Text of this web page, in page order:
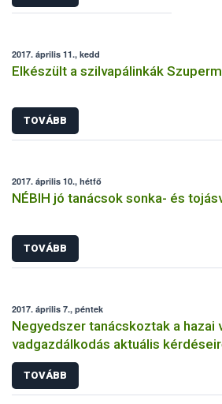
2017. április 11., kedd
Elkészült a szilvapálinkák
TOVÁBB
2017. április 10., hétfő
NÉBIH jó tanácsok sonka- és
TOVÁBB
2017. április 7., péntek
Negyedszer tanácskoztak a hazai
vadgazdálkodás aktuális
TOVÁBB